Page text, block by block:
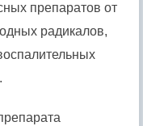
препаратов от
радикалов,